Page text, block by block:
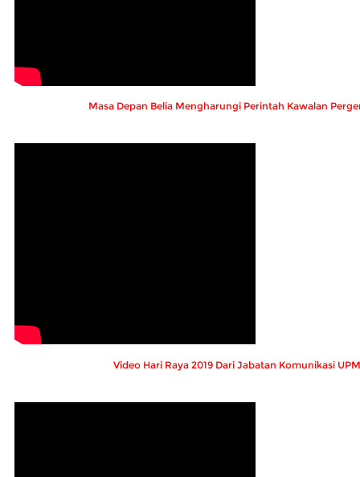
Masa Depan Belia Mengharungi Perintah Kawalan
Video Hari Raya 2019 Dari Jabatan Komunikasi